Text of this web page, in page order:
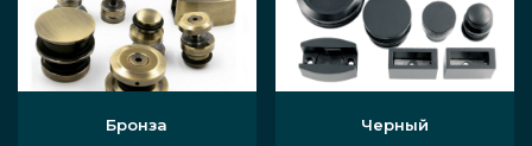
Бронза Черный